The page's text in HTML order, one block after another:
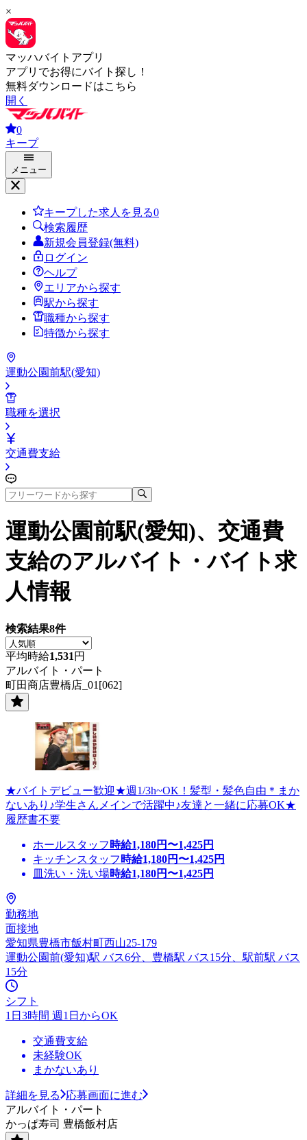
×
マッハバイトアプリ
アプリでお得にバイト探し！
無料ダウンロードはこちら
開く
0
キープ
メニュー
キープした求人を見る0
検索履歴
新規会員登録(無料)
ログイン
ヘルプ
エリアから探す
駅から探す
職種から探す
特徴から探す
運動公園前駅(愛知)
職種を選択
交通費支給
運動公園前駅(愛知)、交通費
支給のアルバイト・バイト求
人情報
検索結果8件
平均時給1,531 円
アルバイト・パート
町田商店豊橋店_01[062]
★バイトデビュー歓迎★週1/3h~OK！髪型・髪色自由＊まか
ないあり♪学生さんメインで活躍中♪友達と一緒に応募OK★
履歴書不要
ホールスタッフ 時給1,180円〜1,425円
キッチンスタッフ 時給1,180円〜1,425円
皿洗い・洗い場時給1,180円〜1,425円
勤務地
面接地
愛知県豊橋市飯村町西山25-179
運動公園前(愛知)駅 バス6分、豊橋駅 バス15分、駅前駅 バス
15分
シフト
1日3時間 週1日からOK
交通費支給
未経験OK
まかないあり
詳細を見る
応募画面に進む
アルバイト・パート
かっぱ寿司 豊橋飯村店